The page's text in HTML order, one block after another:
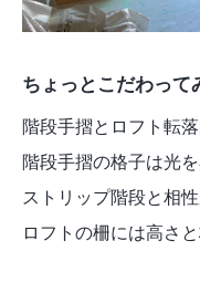
ちょっとこだわって
階段手摺とロフト転
階段手摺の格子は光を
ストリップ階段と相
ロフトの柵には高さ